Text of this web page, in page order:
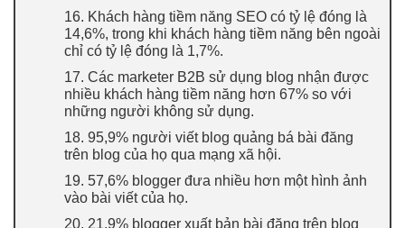
16. Khách hàng tiềm năng SEO có tỷ lệ đóng là
14,6%, trong khi khách hàng tiềm năng bên ngoài
chỉ có tỷ lệ đóng là 1,7%.
17. Các marketer B2B sử dụng blog nhận được
nhiều khách hàng tiềm năng hơn 67% so với
những người không sử dụng.
18. 95,9% người viết blog quảng bá bài đăng
trên blog của họ qua mạng xã hội.
19. 57,6% blogger đưa nhiều hơn một hình ảnh
vào bài viết của họ.
20. 21,9% blogger xuất bản bài đăng trên blog